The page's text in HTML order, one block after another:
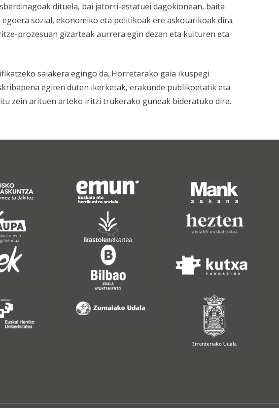
dituela, bai jatorri-estatuei dagokionean, baita
sozial, ekonomiko eta politikoak ere askotarikoak dira.
prozesuan gizarteak aurrera egin dezan eta kulturen eta
saiakera egingo da. Horretarako gaia ikuspegi
egiten duten ikerketak, erakunde publikoetatik eta
zein arituen arteko iritzi trukerako guneak bideratuko dira.